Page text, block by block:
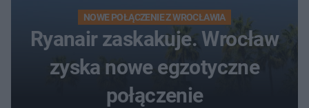
NOWE POŁĄCZENIE Z WROCŁAWIA
Ryanair zaskakuje. Wrocław
zyska nowe egzotyczne
połączenie